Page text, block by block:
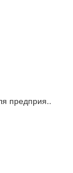
предприя..